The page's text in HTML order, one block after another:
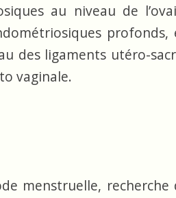
au niveau de
profonds,
des ligaments utéro-
vaginale.
menstruelle, recherche